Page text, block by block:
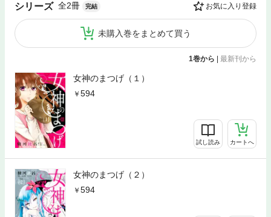
シリーズ 全2冊 完結 お気に入り登録
未購入巻をまとめて買う
1巻から 最新刊から
女神のまつげ（１）
594
試し読み カートへ
女神のまつげ（２）
594